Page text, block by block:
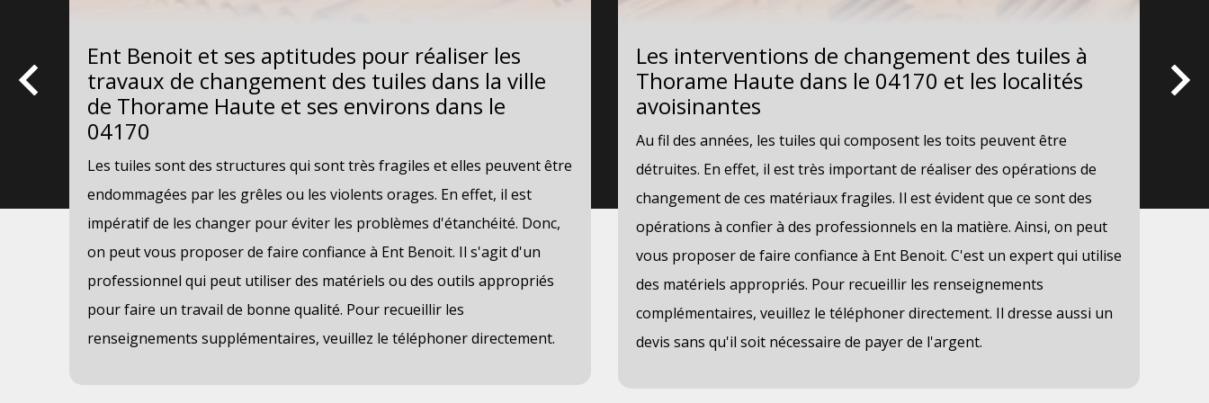
Ent Benoit et ses aptitudes pour réaliser les
travaux de changement des tuiles dans la ville
de Thorame Haute et ses environs dans le
04170
Les tuiles sont des structures qui sont très fragiles et elles peuvent être
endommagées par les grêles ou les violents orages. En effet, il est
impératif de les changer pour éviter les problèmes d'étanchéité. Donc,
on peut vous proposer de faire confiance à Ent Benoit. Il s'agit d'un
professionnel qui peut utiliser des matériels ou des outils appropriés
pour faire un travail de bonne qualité. Pour recueillir les
renseignements supplémentaires, veuillez le téléphoner directement.
Les interventions de changement des tuiles à
Thorame Haute dans le 04170 et les localités
avoisinantes
Au fil des années, les tuiles qui composent les toits peuvent être
détruites. En effet, il est très important de réaliser des opérations de
changement de ces matériaux fragiles. Il est évident que ce sont des
opérations à confier à des professionnels en la matière. Ainsi, on peut
vous proposer de faire confiance à Ent Benoit. C'est un expert qui utilise
des matériels appropriés. Pour recueillir les renseignements
complémentaires, veuillez le téléphoner directement. Il dresse aussi un
devis sans qu'il soit nécessaire de payer de l'argent.
à